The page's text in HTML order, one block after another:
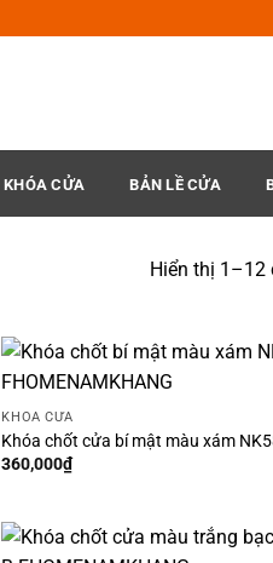
KHÓA CỬA BẢN LỀ CỬA
Hiển thị 1–12
KHÓA CỬA
Khóa chốt cửa bí mật màu xám
360,000₫